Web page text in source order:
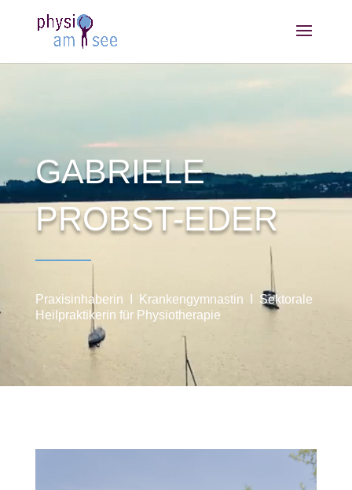
GABRIELE
PROBST-EDER
Praxisinhaberin I Krankengymnastin I Sektorale
Heilpraktikerin für Physiotherapie